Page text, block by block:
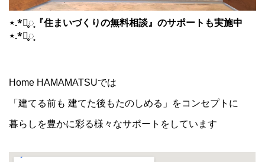
⋆.*⃝̥◌̥『住まいづくりの無料相談』のサポートも実施中
⋆.*⃝̥◌̥
Home HAMAMATSUでは
「建てる前も 建てた後もたのしめる」をコンセプトに
暮らしを豊かに彩る様々なサポートをしています